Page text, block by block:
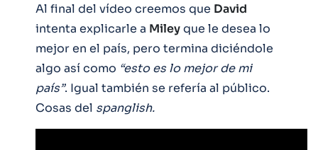
Al final del vídeo creemos que David
intenta explicarle a Mileyque le desea lo
mejor en el país, pero termina diciéndole
algo así como “esto es lo mejor de mi
país”. Igual también se refería al público.
Cosas del spanglish.